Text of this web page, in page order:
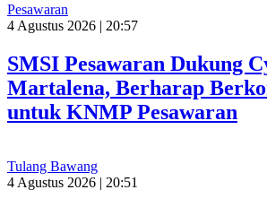
Pesawaran
4 Agustus 2026 | 20:57
SMSI Pesawaran Dukung
Martalena, Berharap
untuk KNMP Pesawaran
Tulang Bawang
4 Agustus 2026 | 20:51